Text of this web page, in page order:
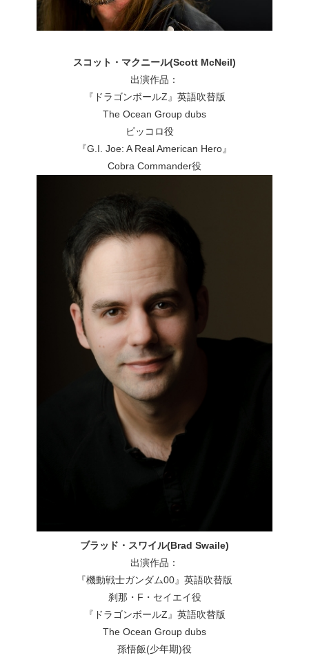
スコット・マクニール(Scott McNeil)
出演作品：
『ドラゴンボールZ』英語吹替版
The Ocean Group dubs
ピッコロ役
『G.I. Joe: A Real American Hero』
Cobra Commander役
ブラッド・スワイル(Brad Swaile)
出演作品：
『機動戦士ガンダム00』英語吹替版
刹那・F・セイエイ役
『ドラゴンボールZ』英語吹替版
The Ocean Group dubs
孫悟飯(少年期)役